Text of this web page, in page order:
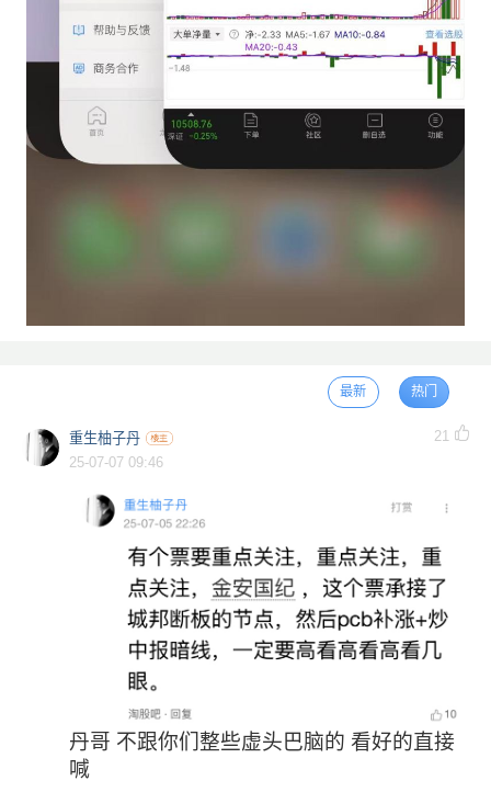
热门
最新
重生柚子丹
25-07-07 09:46
21
丹哥 不跟你们整些虚头巴脑的 看好的直接
喊